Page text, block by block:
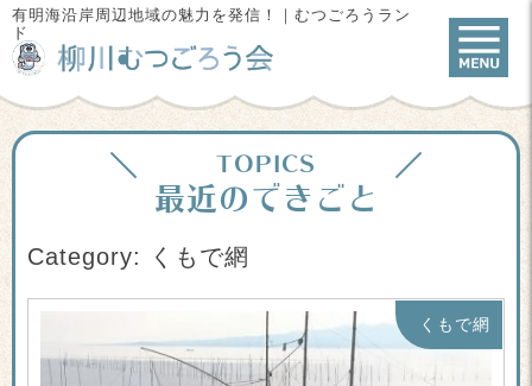
有明海沿岸周辺地域の魅力を発信！｜むつごろうラン
ド
最近のできごと
TOPICS
Category: くもで網
くもで網